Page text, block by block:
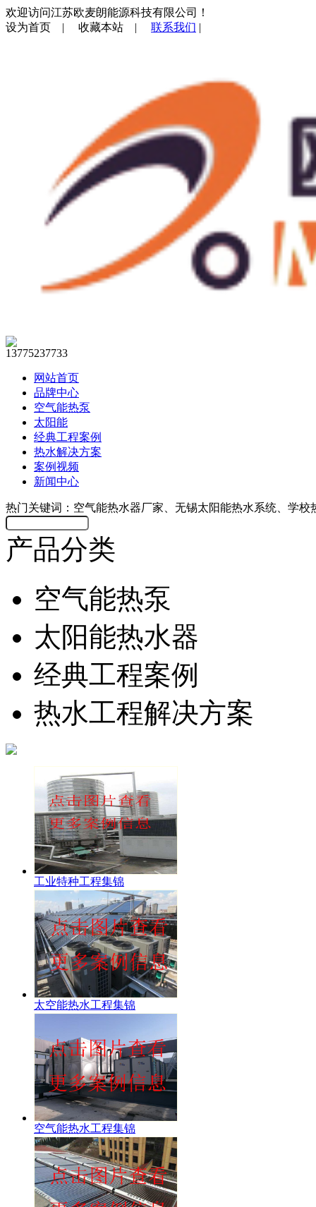
欢迎访问江苏欧麦朗能源科技有限公司！
设为首页 | 收藏本站 | 联系我们 |
13775237733
网站首页
品牌中心
空气能热泵
太阳能
经典工程案例
热水解决方案
案例视频
新闻中心
热门关键词：空气能热水器厂家、无锡太阳能热水系统、学校
产品分类
空气能热泵
太阳能热水器
经典工程案例
热水工程解决方案
工业特种工程集锦
太空能热水工程集锦
空气能热水工程集锦